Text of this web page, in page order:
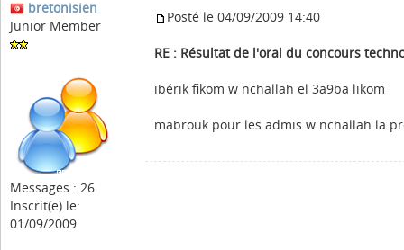
bretonisien
Junior Member
Messages : 26
Inscrit(e) le:
01/09/2009
Posté le 04/09/2009 14:40
RE : Résultat de l'oral du concours
ibérik fikom w nchallah el 3a9ba likom
mabrouk pour les admis w nchallah la